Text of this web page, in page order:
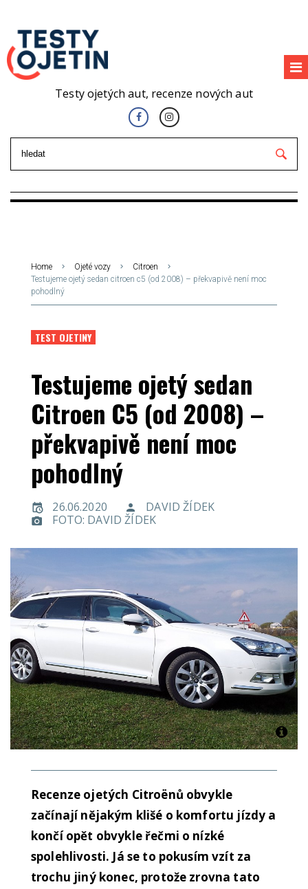
Testy ojetých aut, recenze nových aut
Home Ojeté vozy
Citroen
Testujeme ojetý sedan citroen c5 (od 2008) – překvapivě není moc
pohodlný
TEST OJETINY
Testujeme ojetý sedan
Citroen C5 (od 2008) –
překvapivě není moc
pohodlný
26.06.2020
DAVID ŽÍDEK
FOTO: DAVID ŽÍDEK
Recenze ojetých Citroënů obvykle
začínají nějakým klišé o komfortu jízdy a
končí opět obvykle řečmi o nízké
spolehlivosti. Já se to pokusím vzít za
trochu jiný konec, protože zrovna tato